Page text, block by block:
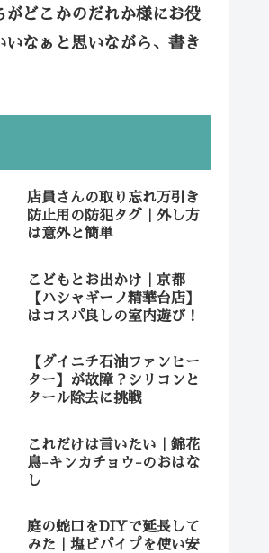
がどこかのだれか様にお役
いなぁと思いながら、書き
店員さんの取り忘れ万引き
防止用の防犯タグ｜外し方
は意外と簡単
こどもとお出かけ｜京都
【ハシャギーノ精華台店】
はコスパ良しの室内遊び！
【ダイニチ石油ファンヒー
ター】が故障？シリコンと
タール除去に挑戦
これだけは言いたい｜錦花
鳥-キンカチョウ-のおはな
し
庭の蛇口をDIYで延長して
みた｜塩ビパイプを使い安